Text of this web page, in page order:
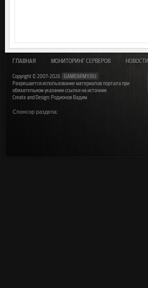
ГЛАВНАЯ МОНИТОРИНГ СЕРВЕРОВ НОВОСТИ
Copyright © 2007-2026
GAMEARMY.RU
Разрешается использование материалов портала при
обязательном указании ссылки на источник
Create and Design: Родионов Вадим
Спонсор раздела: